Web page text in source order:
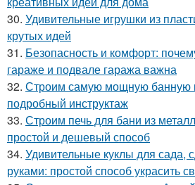
30. Удивительные игрушки из
крутых идей
31. Безопасность и комфорт:
гараже и подвале гаража важна
32. Строим самую мощную банную
подробный инструктаж
33. Строим печь для бани из
простой и дешевый способ
34. Удивительные куклы для сада,
руками: простой способ украсить